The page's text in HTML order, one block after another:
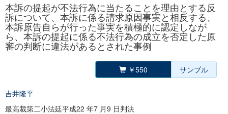
本訴の提起が不法行為に当たることを理由とする反
訴について、本訴に係る請求原因事実と相反する、
本訴原告自らが行った事実を積極的に認定しなが
ら、本訴の提起に係る不法行為の成立を否定した原
審の判断に違法があるとされた事例
￥550 サンプル
吉井隆平
最高裁第二小法廷平成22 年7 月9 日判決